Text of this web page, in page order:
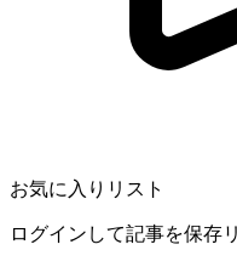
お気に入りリスト
ログインして記事を保存